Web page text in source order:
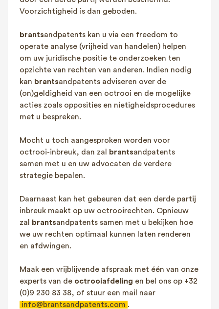
FAQ
EN
Client login
Voorzichtigheid is dan geboden.
brantsandpatents kan u via een freedom to
operate analyse (vrijheid van handelen) helpen
om uw juridische positie te onderzoeken ten
opzichte van rechten van anderen. Indien nodig
kan brantsandpatents adviseren over de
(on)geldigheid van een octrooi en de mogelijke
acties zoals opposities en nietigheidsprocedures
met u bespreken.
Mocht u toch aangesproken worden voor
octrooi-inbreuk, dan zal
brantsandpatents
samen met u en uw advocaten de verdere
strategie bepalen.
Daarnaast kan het gebeuren dat een derde partij
inbreuk maakt op uw octrooirechten. Opnieuw
zal
brantsandpatents samen met u bekijken hoe
we uw rechten optimaal kunnen laten renderen
en afdwingen.
Maak een vrijblijvende afspraak met één van onze
experts van de octrooiafdeling en bel ons op +32
(0)9 230 83 38, of stuur een mail naar
info@brantsandpatents.com .